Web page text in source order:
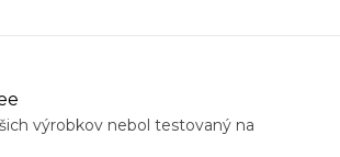
výrobkov nebol testovaný na